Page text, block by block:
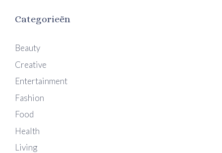
Categorieën
Beauty
Creative
Entertainment
Fashion
Food
Health
Living